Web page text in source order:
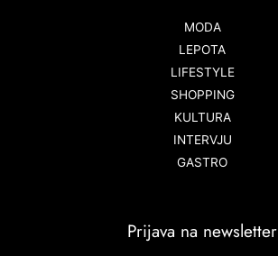
MODA
LEPOTA
LIFESTYLE
SHOPPING
KULTURA
INTERVJU
GASTRO
Prijava na newsletter